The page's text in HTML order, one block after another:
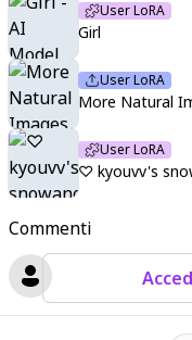
Commenti
User LoRA
Girl
User LoRA
More Natural
User LoRA
♡ kyouvv's